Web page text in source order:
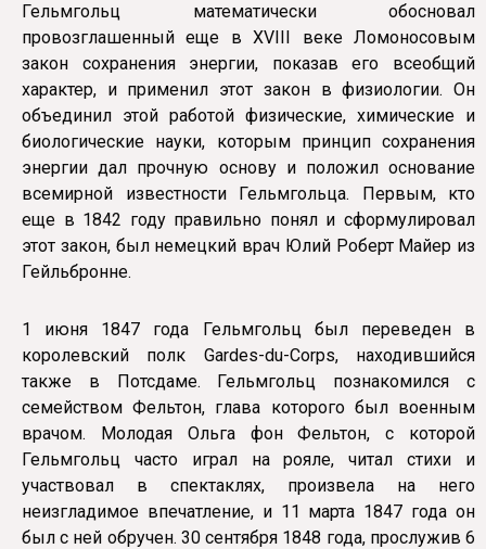
Гельмгольц математически обосновал
провозглашенный еще в XVIII веке Ломоносовым
закон сохранения энергии, показав его всеобщий
характер, и применил этот закон в физиологии. Он
объединил этой работой физические, химические и
биологические науки, которым принцип сохранения
энергии дал прочную основу и положил основание
всемирной известности Гельмгольца. Первым, кто
еще в 1842 году правильно понял и сформулировал
этот закон, был немецкий врач Юлий Роберт Майер из
Гейльбронне.
1 июня 1847 года Гельмгольц был переведен в
королевский полк Gardes-du-Corps, находившийся
также в Потсдаме. Гельмгольц познакомился с
семейством Фельтон, глава которого был военным
врачом. Молодая Ольга фон Фельтон, с которой
Гельмгольц часто играл на рояле, читал стихи и
участвовал в спектаклях, произвела на него
неизгладимое впечатление, и 11 марта 1847 года он
был с ней обручен. 30 сентября 1848 года, прослужив 6